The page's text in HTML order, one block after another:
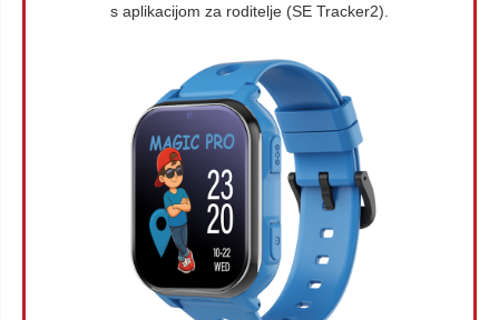
s aplikacijom za roditelje (SE Tracker2).